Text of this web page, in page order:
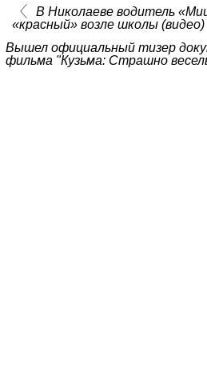
В Николаеве водитель
«красный» возле школы (видео)
Вышел официальный тизер
фильма "Кузьма: Страшно